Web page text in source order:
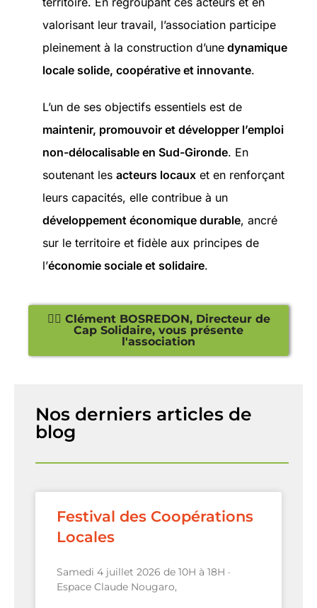
valorisant leur travail, l’association participe
pleinement à la construction d’une dynamique
locale solide, coopérative et innovante.
L’un de ses objectifs essentiels est de
maintenir, promouvoir et développer l’emploi
non-délocalisable en Sud-Gironde. En
soutenant les acteurs locaux et en renforçant
leurs capacités, elle contribue à un
développement économique durable, ancré
sur le territoire et fidèle aux principes de
l’économie sociale et solidaire.
👉🏽 Clément BOSREDON, Directeur de
Cap Solidaire, vous présente
l'association
Nos derniers articles de
blog
Festival des Coopérations
Locales
Samedi 4 juillet 2026 de 10H à 18H ·
Espace Claude Nougaro,